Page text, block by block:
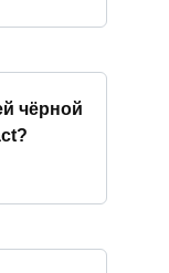
чёрной